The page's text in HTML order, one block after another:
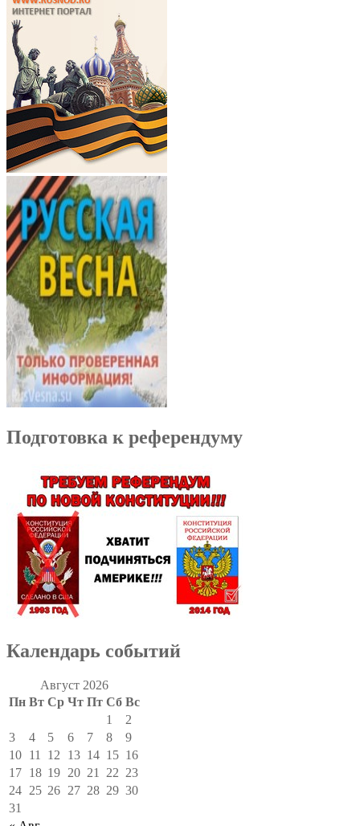
Подготовка к референдуму
Календарь событий
Август 2026
Пн Вт Ср Чт Пт Сб Вс
1
2
3
4 5 6 7 8
9
10 11 12 13 14 15 16
17 18 19 20 21 22 23
24 25 26 27 28 29 30
31